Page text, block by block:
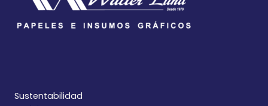
Sustentabilidad